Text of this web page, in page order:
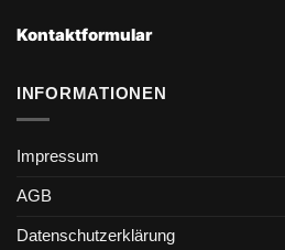
Kontaktformular
INFORMATIONEN
Impressum
AGB
Datenschutzerklärung